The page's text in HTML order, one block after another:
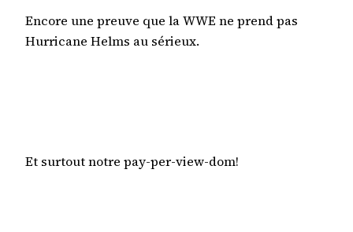
Encore une preuve que la WWE ne prend pas
Hurricane Helms au sérieux.
Et surtout notre pay-per-view-dom!